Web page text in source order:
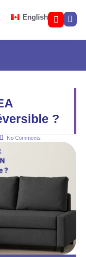
English
?
No Comments